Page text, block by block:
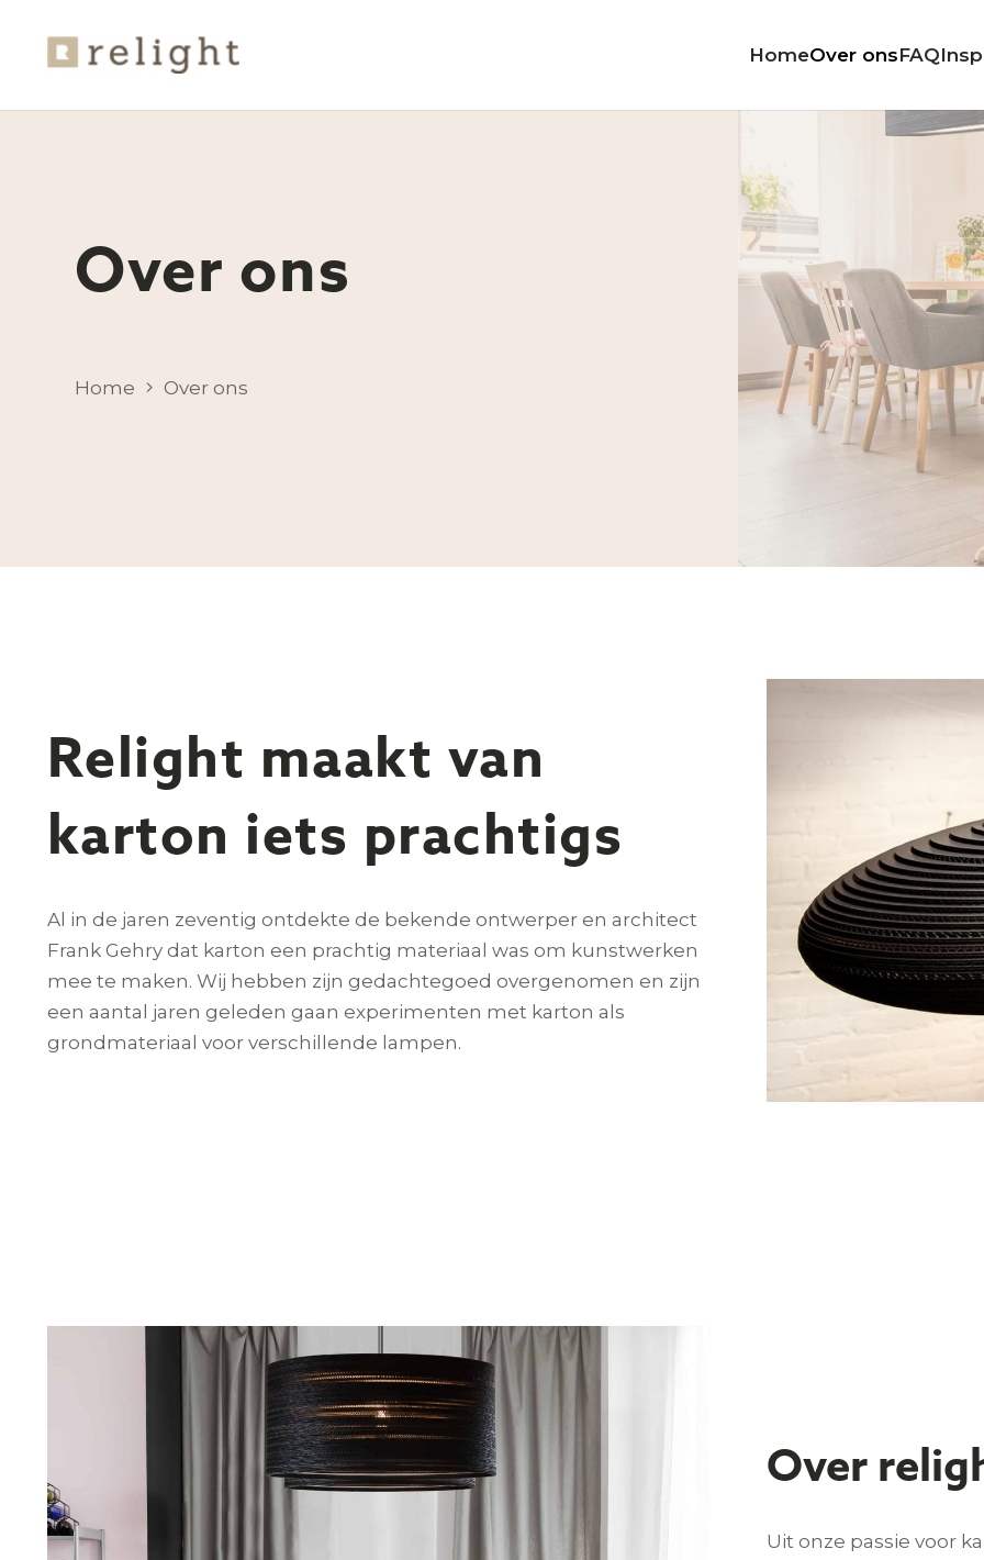
HomeOver onsFAQ
Over ons
Home Over ons
Relight maakt van
karton iets prachtigs
Al in de jaren zeventig ontdekte de bekende ontwerper en architect
Frank Gehry dat karton een prachtig materiaal was om kunstwerken
mee te maken. Wij hebben zijn gedachtegoed overgenomen en zijn
een aantal jaren geleden gaan experimenten met karton als
grondmateriaal voor verschillende lampen.
Over
Uit onze passie voor